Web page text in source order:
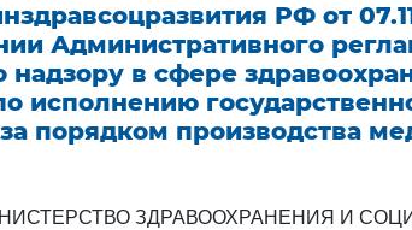
РФ от
Административного
в сфере
исполнению
порядком производства
ЗДРАВООХРАНЕНИЯ И